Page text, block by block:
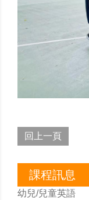
回上一頁
課程訊息
幼兒/兒童英語